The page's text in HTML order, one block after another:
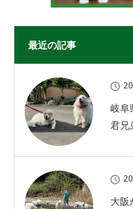
最近の記事
岐阜
君兄
大阪